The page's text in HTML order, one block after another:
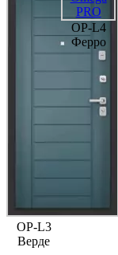
OP-L3
Верде
OP-L4
Ферро